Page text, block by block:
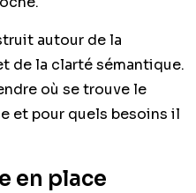
autour de la
de la clarté sémantique.
où se trouve le
et pour quels besoins il
en place